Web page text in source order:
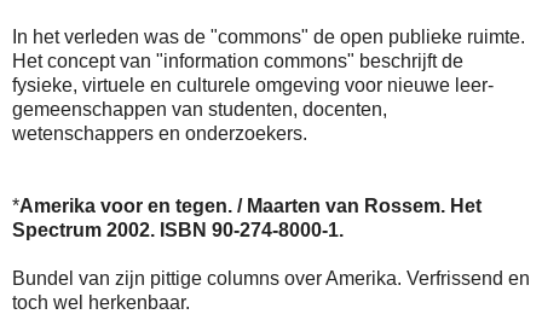
In het verleden was de "commons" de open publieke ruimte.
Het concept van "information commons" beschrijft de
fysieke, virtuele en culturele omgeving voor nieuwe leer-
gemeenschappen van studenten, docenten,
wetenschappers en onderzoekers.
*Amerika voor en tegen. / Maarten van Rossem. Het
Spectrum 2002. ISBN 90-274-8000-1.
Bundel van zijn pittige columns over Amerika. Verfrissend en
toch wel herkenbaar.